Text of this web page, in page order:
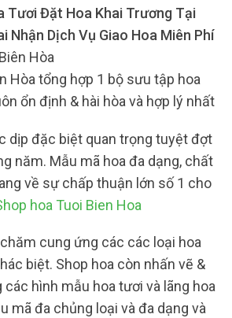
Tươi Đặt Hoa Khai Trương Tại
Nhận Dịch Vụ Giao Hoa Miên Phí
Hòa
Hòa tổng hợp 1 bộ sưu tập hoa
ổn định & hài hòa và hợp lý nhất
dịp đặc biệt quan trọng tuyệt đợt
năm. Mẫu mã hoa đa dạng, chất
về sự chấp thuận lớn số 1 cho
hoa Tuoi Bien Hoa
cung ứng các các loại hoa
biệt. Shop hoa còn nhấn vẽ &
hình mẫu hoa tươi và lãng hoa
mã đa chủng loại và đa dạng và